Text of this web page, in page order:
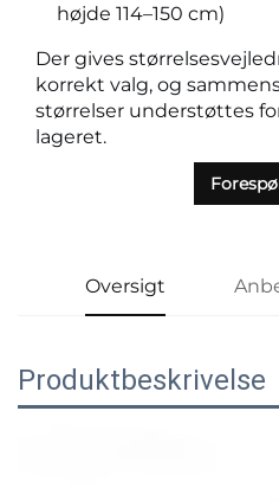
højde 114–150 cm)
Der gives
korrekt valg, og
størrelser understøttes
lageret.
Oversigt
Produktbeskrivelse